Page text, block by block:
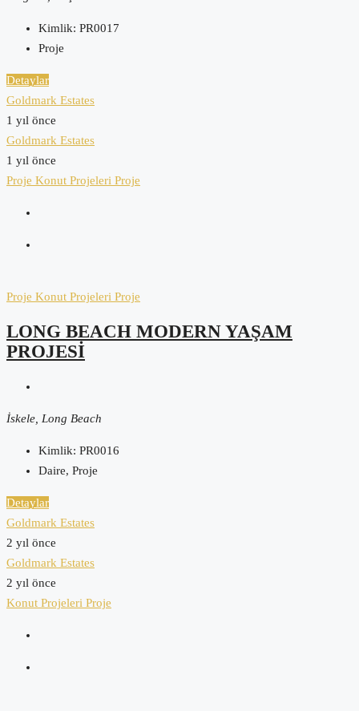
Kimlik: PR0017
Proje
Detaylar
Goldmark Estates
1 yıl önce
Goldmark Estates
1 yıl önce
Proje Konut Projeleri Proje
Proje Konut Projeleri Proje
LONG BEACH MODERN YAŞAM
PROJESI
İskele, Long Beach
Kimlik: PR0016
Daire, Proje
Detaylar
Goldmark Estates
2 yıl önce
Goldmark Estates
2 yıl önce
Konut Projeleri Proje